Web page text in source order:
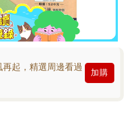
起，精選周邊看過
加購